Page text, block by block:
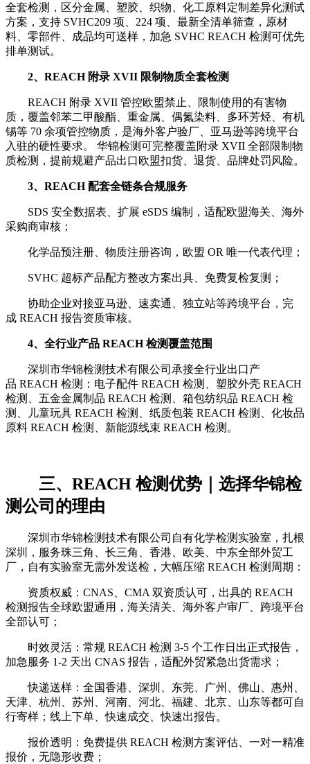
全套检测，区分金属、塑胶、织物、化工原料定制差异化测试
方案，支持 SVHC209 项、224 项、最新全清单筛查，原材
料、零部件、成品均可送样，加急 SVHC REACH 检测可优先
排单测试。
2、REACH 附录 XVII 限制物质全套检测
REACH 附录 XVII 管控欧盟禁止、限制使用的有害物
质，覆盖邻苯二甲酸酯、重金属、偶氮染料、多环芳烃、有机
锡等 70 余项管控物质，是海外客户验厂、亚马逊等跨境平台
入驻的硬性要求。 华锦检测可完整覆盖附录 XVII 全部限制物
质检测，提前规避产品出口欧盟扣货、退货、品牌处罚风险。
3、REACH 配套全链条合规服务
SDS 安全数据表、扩展 eSDS 编制，适配欧盟海关、海外
采购商审核；
化学品预注册、物质注册咨询，欧盟 OR 唯一代表代理；
SVHC 超标产品配方整改方案出具、免费复检复测；
协助企业对接亚马逊、速卖通、独立站等跨境平台，完
成 REACH 报告资质审核。
4、全行业产品 REACH 检测覆盖范围
深圳市华锦检测技术有限公司承接全行业出口产
品 REACH 检测：电子配件 REACH 检测、塑胶外壳 REACH
检测、五金金属制品 REACH 检测、箱包纺织品 REACH 检
测、儿童玩具 REACH 检测、纸质包装 REACH 检测、化妆品
原料 REACH 检测、新能源线束 REACH 检测。
三、REACH 检测优势｜选择华锦检
测公司的理由
深圳市华锦检测技术有限公司自有化学检测实验室，扎根
深圳，服务珠三角、长三角、香港、欧美、中东全部外贸工
厂，自有实验室无需外发送检，大幅压缩 REACH 检测周期：
资质权威：CNAS、CMA 双资质认可，出具的 REACH
检测报告全球欧盟通用，海关清关、海外客户审厂、跨境平台
全部认可；
时效灵活：常规 REACH 检测 3-5 个工作日出正式报告，
加急服务 1-2 天出 CNAS 报告，适配外贸紧急出货需求；
快递送样：全国香港、深圳、东莞、广州、佛山、惠州、
天津、杭州、苏州、河南、河北、福建、北京、山东等都可自
行寄样；线上下单、快速成交、快速出报告。
报价透明：免费提供 REACH 检测方案评估、一对一精准
报价，无隐形收费；